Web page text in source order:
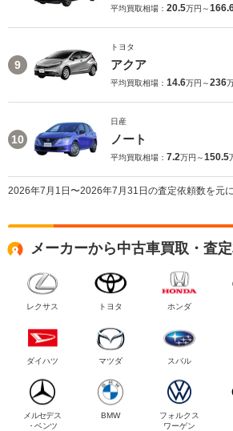
平均買取相場： 20.5万円～
9
トヨタ
アクア
平均買取相場： 14.6万円～236
10
日産
ノート
平均買取相場： 7.2万円～150.5
2026年7月1日〜2026年7月31日の査定依頼数を元に
メーカーから中古車買取・査
レクサス トヨタ ホンダ
ダイハツ マツダ スバル
メルセデス
・ベンツ
BMW
フォルクス
ワーゲン